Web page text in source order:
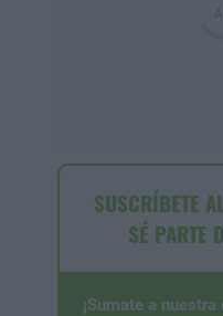
SUSCRÍBETE
SÉ PARTE
¡Sumate a